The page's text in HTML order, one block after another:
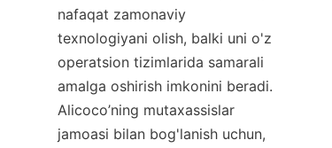
nafaqat zamonaviy
texnologiyani olish, balki uni o'z
operatsion tizimlarida samarali
amalga oshirish imkonini beradi.
Alicoco’ning mutaxassislar